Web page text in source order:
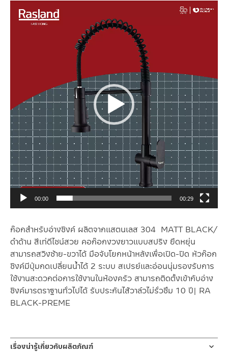
ก๊อกสำหรับอ่างซิงค์ ผลิตจากแสตนเลส 304 MATT BLACK/
ดำด้าน สีเท่ดีไซน์สวย คอก๊อกงวงยาวแบบสปริง ยืดหยุ่น
สามารถสวิงซ้าย-ขวาได้ มือจับโยกหน้าหลังเพื่อเปิด-ปิด หัวก๊อก
ซิงค์มีปุ่มกดเปลี่ยนน้ำได้ 2 ระบบ สเปรย์และอ่อนนุ่มรองรับการ
ใช้งานสะดวกต่อการใช้งานในห้องครัว สามารถติดตั้งเข้ากับอ่าง
ซิงค์มารตราฐานทั่วไปได้ รับประกันไส้วาล์วไม่รั่วซึม 10 ปี| RA
BLACK-PREME
เล่น
00:00 00:29
เรื่องน่ารู้เกี่ยวกับผลิตภัณฑ์